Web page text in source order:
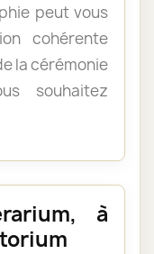
peut vous
cohérente
la cérémonie
souhaitez
à